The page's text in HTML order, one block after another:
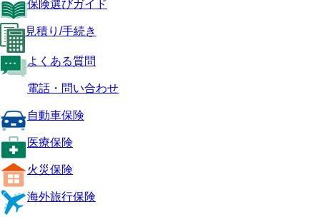
保険選びガイド
見積り/手続き
よくある質問
電話・問い合わせ
自動車保険
医療保険
火災保険
海外旅行保険